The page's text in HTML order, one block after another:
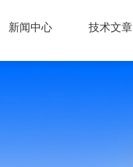
新闻中心 技术文章